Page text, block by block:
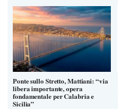
Ponte sullo Stretto, Mattiani: “via
libera importante, opera
fondamentale per Calabria e
Sicilia”